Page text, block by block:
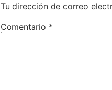
Tu dirección de correo
Comentario *